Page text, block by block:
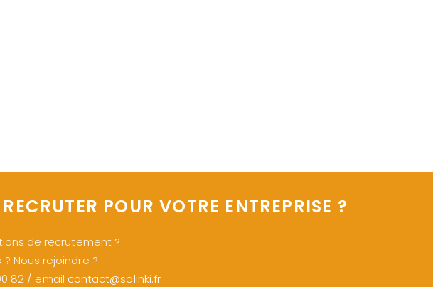
POUR VOTRE ENTREPRISE ?
de recrutement ?
Nous rejoindre ?
82 / email contact@solinki.fr